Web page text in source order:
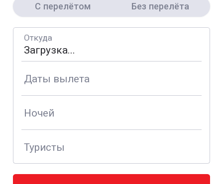
С перелётом Без перелёта
Откуда
Даты вылета
Ночей
Туристы